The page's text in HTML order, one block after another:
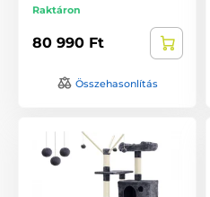
Raktáron
80 990 Ft
Összehasonlítás